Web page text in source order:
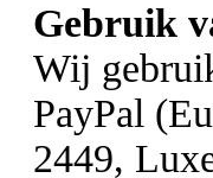
Gebruik
Wij
PayPal
2449,